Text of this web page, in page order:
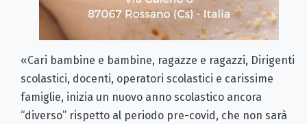
«Cari bambine e bambine, ragazze e ragazzi, Dirigenti
scolastici, docenti, operatori scolastici e carissime
famiglie, inizia un nuovo anno scolastico ancora
“diverso” rispetto al periodo pre-covid, che non sarà